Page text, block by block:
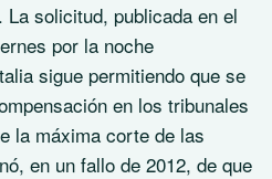
La solicitud, publicada en el
por la noche
sigue permitiendo que se
en los tribunales
la máxima corte de las
en un fallo de 2012, de que